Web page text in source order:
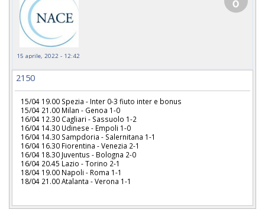
15 aprile, 2022 - 12:42
2150
15/04 19.00 Spezia - Inter 0-3 fiuto inter e bonus
15/04 21.00 Milan - Genoa 1-0
16/04 12.30 Cagliari - Sassuolo 1-2
16/04 14.30 Udinese - Empoli 1-0
16/04 14.30 Sampdoria - Salernitana 1-1
16/04 16.30 Fiorentina - Venezia 2-1
16/04 18.30 Juventus - Bologna 2-0
16/04 20.45 Lazio - Torino 2-1
18/04 19.00 Napoli - Roma 1-1
18/04 21.00 Atalanta - Verona 1-1